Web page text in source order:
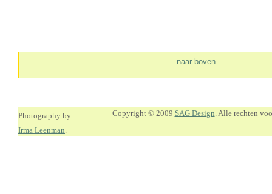
naar boven
Photography by
Irma Leenman
Copyright © 2009 SAG Design . Alle rechten